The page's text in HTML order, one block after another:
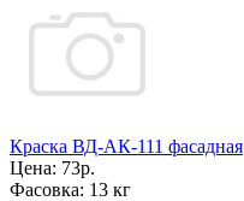
Краска ВД-АК-111 фасадная
Цена: 73р.
Фасовка: 13 кг